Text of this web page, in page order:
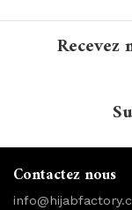
Contactez nous